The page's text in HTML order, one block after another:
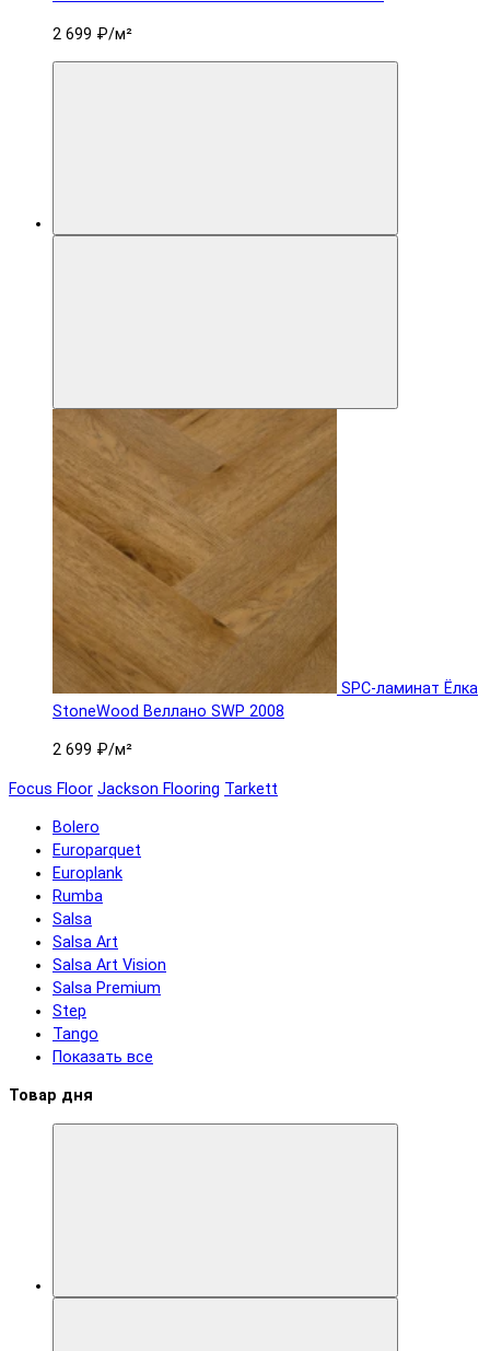
2 699 ₽/м²
SPC-ламинат Ëлка
StoneWood Веллано SWP 2008
2 699 ₽/м²
Focus Floor Jackson Flooring Tarkett
Bolero
Europarquet
Europlank
Rumba
Salsa
Salsa Art
Salsa Art Vision
Salsa Premium
Step
Tango
Показать все
Товар дня